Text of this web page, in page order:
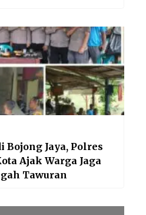
Bojong Jaya, Polres
Ajak Warga Jaga
Tawuran